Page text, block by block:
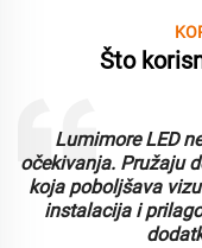
Što
Lumimore LED
očekivanja. Pružaju
koja poboljšava
instalacija i